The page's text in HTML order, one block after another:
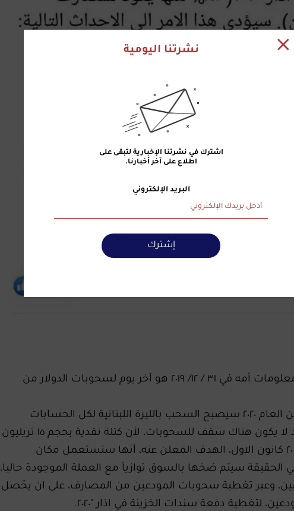
في سياق الأخبار الملفقة زعمت معلومات أمه في ‏٣١ / ١٢/ ٢٠١٩ هو آخر يوم لسحوبات الدولار من
إذ نشر أحد الناشطين أنه "بدءا من العام ٢٠٢٠ سيصبح السحب بالليرة اللبنانية لكل الحسابات
‏وحسب سعر الصرف الرسمي. قد لا يكون هناك سقف للسحوبات، لأن كتلة نقدية بحجم ١٥ ‏تريليون
ليرة لبنانية ستصل الى بيروت في ٢٠ كانون الاول، الهدف المعلن عنه، أنها ستستعمل ‏مكان
الحقيقة سيتم ضخها بالسوق توازيأ مع العملة الموجودة ‏حاليا،
وعبر تغطية سحوبات المودعين من المصارف، ‏على ان يحّصل
لتغطية دفعة سندات الخزينة في اذار ‏‏"٢٠٢٠.‏
نشرتنا اليومية
اشترك في نشرتنا الإخبارية لتبقى على
اطلاع على آخر أخبارنا.
البريد الإلكتروني
إشترك